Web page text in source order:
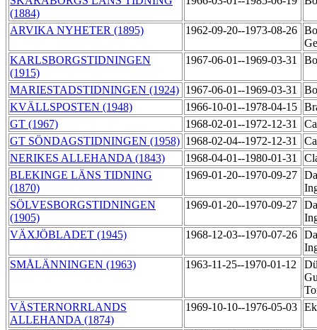
(1884)
ARVIKA NYHETER (1895) 1962-09-20--1973-08-26
KARLSBORGSTIDNINGEN
(1915)
1967-06-01--1969-03-31
MARIESTADSTIDNINGEN (1924) 1967-06-01--1969-03-31
KVÄLLSPOSTEN (1948)
1966-10-01--1978-04-15
GT (1967)
1968-02-01--1972-12-31
GT SÖNDAGSTIDNINGEN (1958) 1968-02-04--1972-12-31
NERIKES ALLEHANDA (1843)
1968-04-01--1980-01-31
BLEKINGE LÄNS TIDNING
(1870)
1969-01-20--1970-09-27
SÖLVESBORGSTIDNINGEN
(1905)
1969-01-20--1970-09-27
VÄXJÖBLADET (1945)
1968-12-03--1970-07-26
SMÅLÄNNINGEN (1963)
1963-11-25--1970-01-12
VÄSTERNORRLANDS
ALLEHANDA (1874)
1969-10-10--1976-05-03